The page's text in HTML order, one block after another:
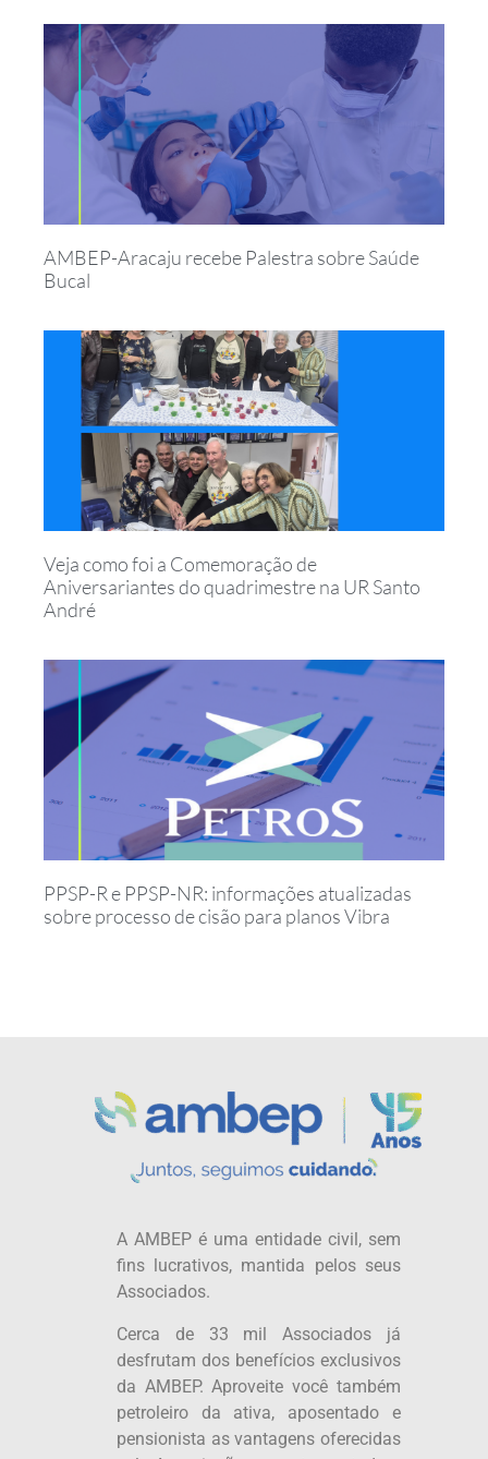
AMBEP-Aracaju recebe Palestra sobre Saúde
Bucal
Veja como foi a Comemoração de
Aniversariantes do quadrimestre na UR Santo
André
PPSP-R e PPSP-NR: informações atualizadas
sobre processo de cisão para planos Vibra
A AMBEP é uma entidade civil, sem
fins lucrativos, mantida pelos seus
Associados.
Cerca de 33 mil Associados já
desfrutam dos benefícios exclusivos
da AMBEP. Aproveite você também
petroleiro da ativa, aposentado e
pensionista as vantagens oferecidas